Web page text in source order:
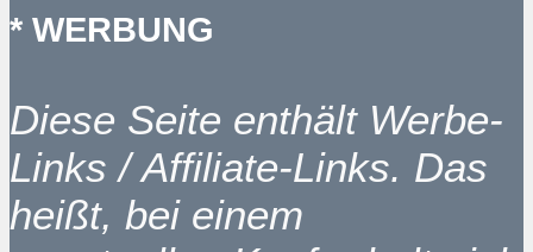
* WERBUNG
Diese Seite enthält Werbe-
Links / Affiliate-Links. Das
heißt, bei einem